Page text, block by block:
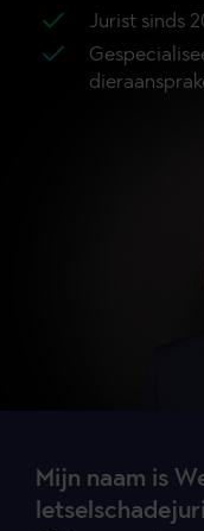
Jurist sinds
Mijn naam is